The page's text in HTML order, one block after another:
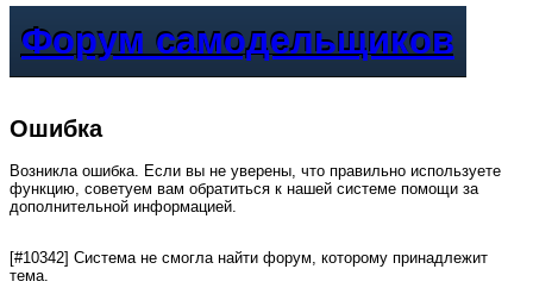
Форум самодельщиков
Ошибка
Возникла ошибка. Если вы не уверены, что правильно используете
функцию, советуем вам обратиться к нашей системе помощи за
дополнительной информацией.
[#10342] Система не смогла найти форум, которому принадлежит
тема.